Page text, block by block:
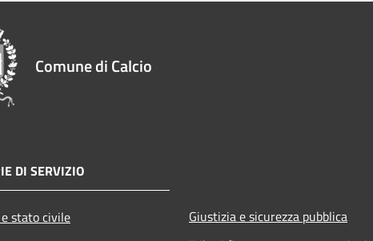
Comune di Calcio
DI SERVIZIO
stato civile
Giustizia e sicurezza pubblica